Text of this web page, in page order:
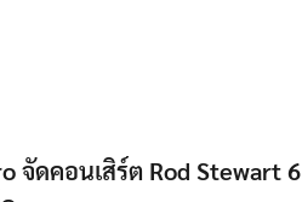
จัดคอนเสิร์ต Rod Stewart 6